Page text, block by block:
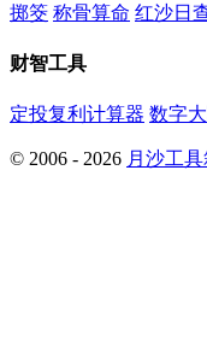
掷筊 称骨算命 红沙日
财智工具
定投复利计算器 数字
© 2006 - 2026 月沙工具